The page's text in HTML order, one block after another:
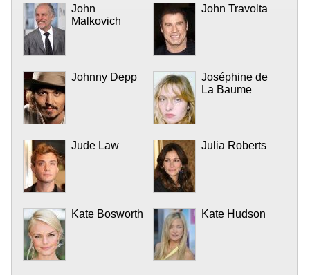
John
Malkovich
John Travolta
Johnny Depp
Joséphine de
La Baume
Jude Law Julia Roberts
Kate Bosworth Kate Hudson